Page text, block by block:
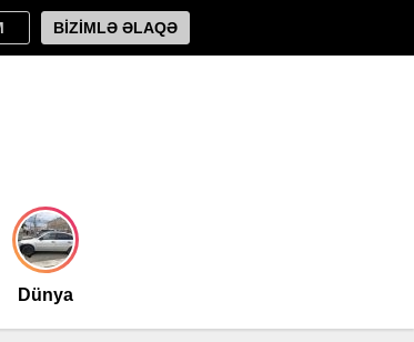
BİZİMLƏ ƏLAQƏ
Dünya